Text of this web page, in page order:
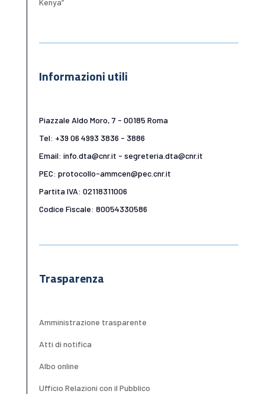
Kenya”
Informazioni utili
Piazzale Aldo Moro, 7 - 00185 Roma
Tel: +39 06 4993 3836 - 3886
Email: info.dta@cnr.it - segreteria.dta@cnr.it
PEC: protocollo-ammcen@pec.cnr.it
Partita IVA: 02118311006
Codice Fiscale: 80054330586
Trasparenza
Amministrazione trasparente
Atti di notifica
Albo online
Ufficio Relazioni con il Pubblico